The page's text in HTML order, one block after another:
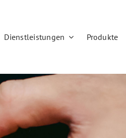
Dienstleistungen Produkte